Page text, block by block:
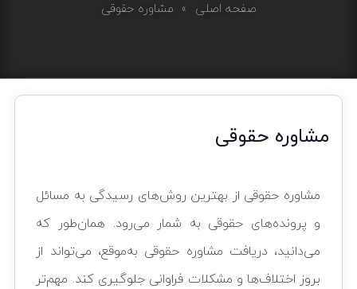
صفحه اصلی » مشاوره حقوقی
مشاوره حقوقی
مشاوره حقوقی از بهترین روش‌های رسیدگی به مسائل
و پرونده‌های حقوقی به شمار می‌رود. همان‌طور که
می‌دانید، دریافت مشاوره حقوقی به‌موقع، می‌تواند از
بروز اختلاف‌ها و مشکلات فراوانی جلوگیری کند. مهم‌تر